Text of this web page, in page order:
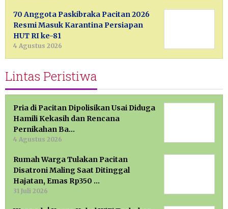
70 Anggota Paskibraka Pacitan 2026
Resmi Masuk Karantina Persiapan
HUT RI ke-81
4 Agustus 2026
Lintas Peristiwa
Pria di Pacitan Dipolisikan Usai Diduga
Hamili Kekasih dan Rencana
Pernikahan Ba…
4 Agustus 2026
Rumah Warga Tulakan Pacitan
Disatroni Maling Saat Ditinggal
Hajatan, Emas Rp350 …
31 Juli 2026